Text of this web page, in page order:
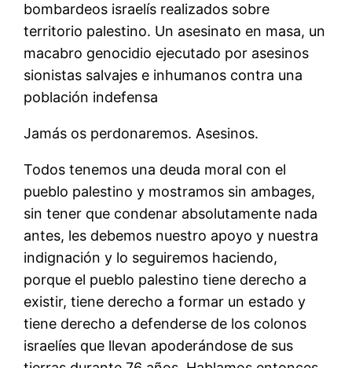
bombardeos israelís realizados sobre
territorio palestino. Un asesinato en masa, un
macabro genocidio ejecutado por asesinos
sionistas salvajes e inhumanos contra una
población indefensa
Jamás os perdonaremos. Asesinos.
Todos tenemos una deuda moral con el
pueblo palestino y mostramos sin ambages,
sin tener que condenar absolutamente nada
antes, les debemos nuestro apoyo y nuestra
indignación y lo seguiremos haciendo,
porque el pueblo palestino tiene derecho a
existir, tiene derecho a formar un estado y
tiene derecho a defenderse de los colonos
israelíes que llevan apoderándose de sus